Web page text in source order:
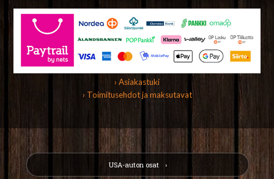
› Asiakastuki
› Toimitusehdot ja maksutavat
USA-auton osat